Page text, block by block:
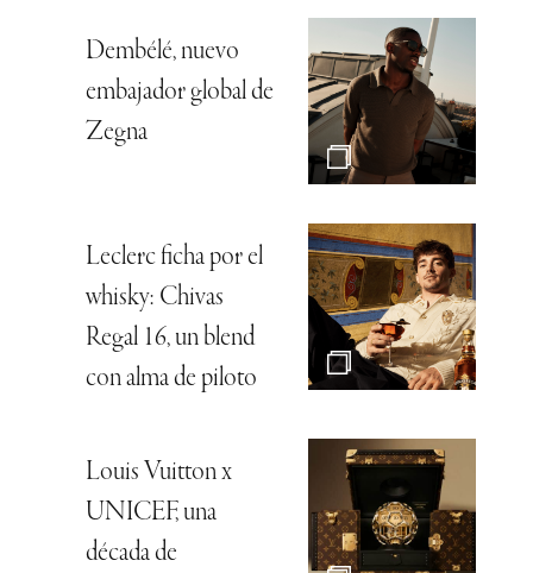
Dembélé, nuevo
embajador global de
Zegna
Leclerc ficha por el
whisky: Chivas
Regal 16, un blend
con alma de piloto
Louis Vuitton x
UNICEF, una
década de